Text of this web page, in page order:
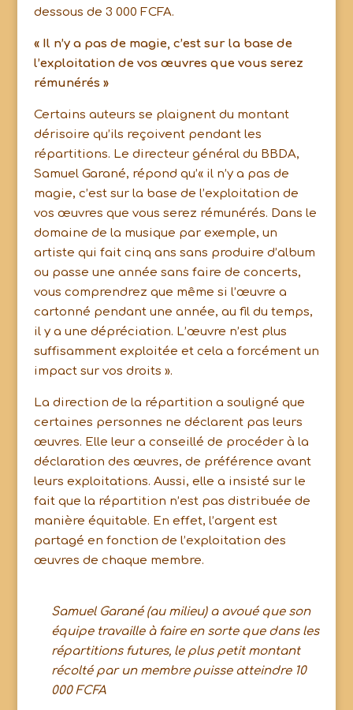
dessous de 3 000 FCFA.
« Il n’y a pas de magie, c’est sur la base de
l’exploitation de vos œuvres que vous serez
rémunérés »
Certains auteurs se plaignent du montant
dérisoire qu’ils reçoivent pendant les
répartitions. Le directeur général du BBDA,
Samuel Garané, répond qu’« il n’y a pas de
magie, c’est sur la base de l’exploitation de
vos œuvres que vous serez rémunérés. Dans le
domaine de la musique par exemple, un
artiste qui fait cinq ans sans produire d’album
ou passe une année sans faire de concerts,
vous comprendrez que même si l’œuvre a
cartonné pendant une année, au fil du temps,
il y a une dépréciation. L’œuvre n’est plus
suffisamment exploitée et cela a forcément un
impact sur vos droits ».
La direction de la répartition a souligné que
certaines personnes ne déclarent pas leurs
œuvres. Elle leur a conseillé de procéder à la
déclaration des œuvres, de préférence avant
leurs exploitations. Aussi, elle a insisté sur le
fait que la répartition n’est pas distribuée de
manière équitable. En effet, l’argent est
partagé en fonction de l’exploitation des
œuvres de chaque membre.
Samuel Garané (au milieu) a avoué que son
équipe travaille à faire en sorte que dans les
répartitions futures, le plus petit montant
récolté par un membre puisse atteindre 10
000 FCFA